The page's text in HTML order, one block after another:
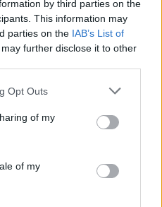
by third parties on the
This information may
parties on the IAB’s List of
further disclose it to other
Opt Outs
of my
of my
quella con l'Udinese.
vincente?
messe nei periodi
per stabilire le regole.
a Verona c'è un ottimo
DI TONI
Non ho
Gomez. Rebic può fare